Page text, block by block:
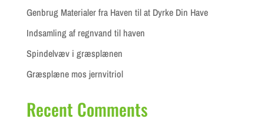
Genbrug Materialer fra Haven til at Dyrke Din Have
Indsamling af regnvand til haven
Spindelvæv i græsplænen
Græsplæne mos jernvitriol
Recent Comments